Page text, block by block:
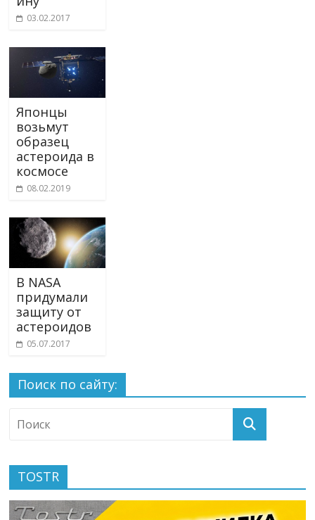
03.02.2017
Японцы
возьмут
образец
астероида в
космосе
08.02.2019
В NASA
придумали
защиту от
астероидов
05.07.2017
Поиск по сайту:
TOSTR